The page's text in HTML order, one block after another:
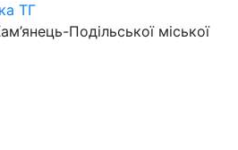
ТГ
Подільської міської